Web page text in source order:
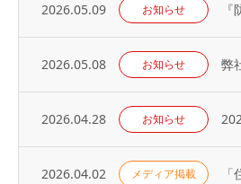
2026.05.09 お知らせ
2026.05.08 お知らせ
2026.04.28 お知らせ
2026.04.02 メディア掲載